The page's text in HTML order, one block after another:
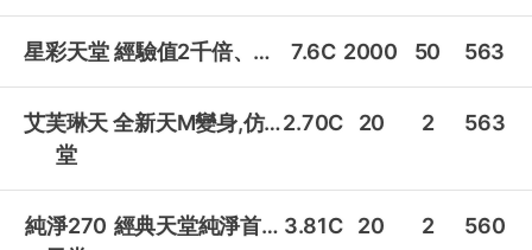
星彩天堂 經驗值2千倍、金錢50倍、掉寶1倍 最高轉生20次，90級可獲得返生藥水， 每次轉生依職業增加固定血魔量及1點屬性點 7.6C 2000 50 563
艾芙琳天
堂
全新天M變身,仿正耐玩,附內掛!2.70C 20 2 563
純淨270
經典天堂純淨首選! 3.81C 20 2 560